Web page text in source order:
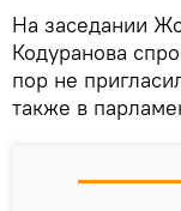
На заседании
Кодуранова
пор не
также в